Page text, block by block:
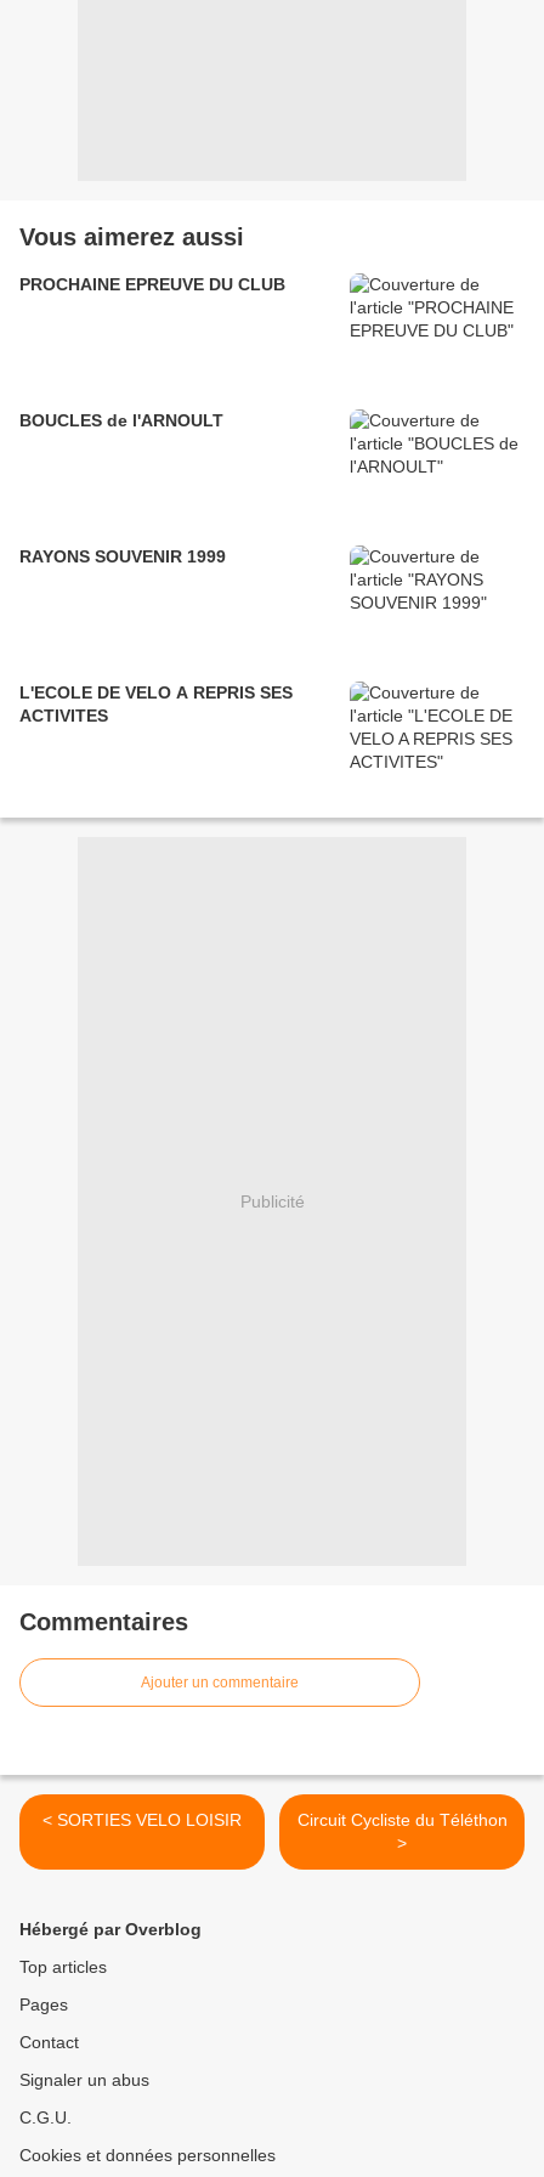
Vous aimerez aussi
PROCHAINE EPREUVE DU CLUB
BOUCLES de l'ARNOULT
RAYONS SOUVENIR 1999
L'ECOLE DE VELO A REPRIS SES
ACTIVITES
Publicité
Commentaires
Ajouter un commentaire
< SORTIES VELO LOISIR
Circuit Cycliste du Téléthon
>
Hébergé par Overblog
Top articles
Pages
Contact
Signaler un abus
C.G.U.
Cookies et données personnelles